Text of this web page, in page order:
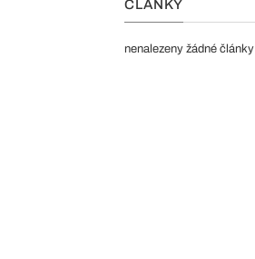
ČLÁNKY
nenalezeny žádné články